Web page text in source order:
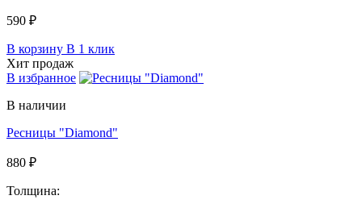
590 ₽
В корзину В 1 клик
Хит продаж
В избранное
В наличии
Ресницы "Diamond"
880 ₽
Толщина: